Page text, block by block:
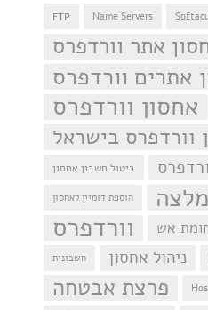
FTP Name Servers
אתר וורדפרס
אתרים וורדפרס
אחסון וורדפרס
וורדפרס בישראל
ביטול חשבון אחסון
הוספת דומיין לאחסון
וורדפרס אש
חשבונית ניהול אחסון
פרצת אבטחה